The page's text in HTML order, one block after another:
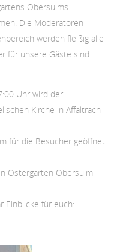
Obersulms.
Die Moderatoren
werden fleißig alle
für unsere Gäste sind
Uhr wird der
Kirche in Affaltrach
für die Besucher geöffnet.
Ostergarten Obersulm
Einblicke für euch: